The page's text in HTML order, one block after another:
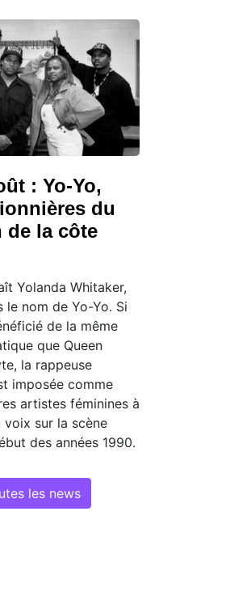
: Yo-Yo,
du
de la côte
Yolanda Whitaker,
le nom de Yo-Yo. Si
de la même
que Queen
la rappeuse
imposée comme
artistes féminines à
sur la scène
des années 1990.
les news